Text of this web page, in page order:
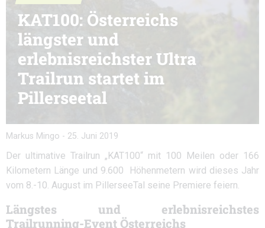
KAT100: Österreichs
längster und
erlebnisreichster Ultra
Trailrun startet im
Pillerseetal
Markus Mingo - 25. Juni 2019
Der ultimative Trailrun „KAT100“ mit 100 Meilen oder 166
Kilometern Länge und 9.600 Höhenmetern wird dieses Jahr
vom 8.-10. August im PillerseeTal seine Premiere feiern.
Längstes und erlebnisreichstes
Trailrunning-Event Österreichs